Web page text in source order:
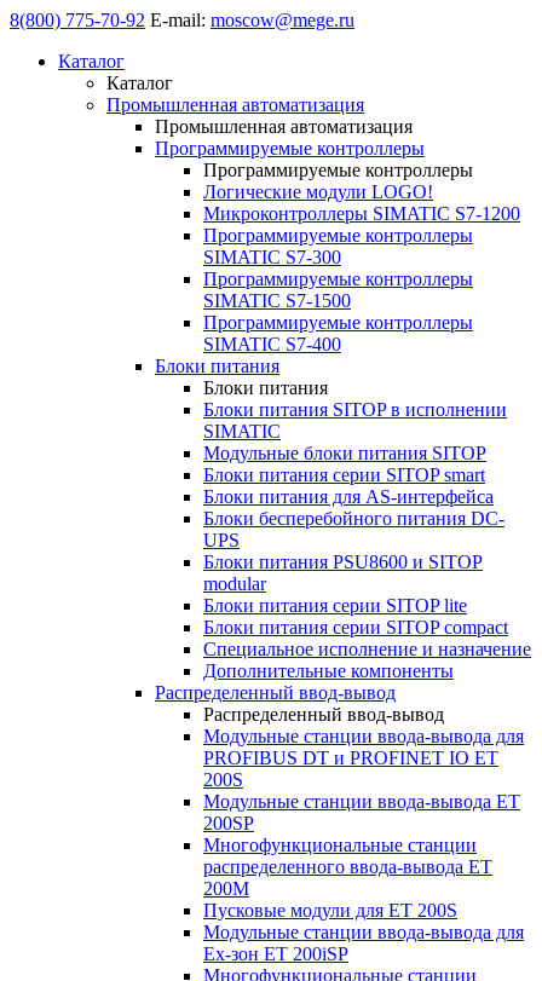
8(800) 775-70-92 E-mail: moscow@mege.ru
Каталог
Каталог
Промышленная автоматизация
Промышленная автоматизация
Программируемые контроллеры
Программируемые контроллеры
Логические модули LOGO!
Микроконтроллеры SIMATIC S7-1200
Программируемые контроллеры
SIMATIC S7-300
Программируемые контроллеры
SIMATIC S7-1500
Программируемые контроллеры
SIMATIC S7-400
Блоки питания
Блоки питания
Блоки питания SITOP в исполнении
SIMATIC
Модульные блоки питания SITOP
Блоки питания серии SITOP smart
Блоки питания для AS-интерфейса
Блоки бесперебойного питания DC-
UPS
Блоки питания PSU8600 и SITOP
modular
Блоки питания серии SITOP lite
Блоки питания серии SITOP compact
Специальное исполнение и назначение
Дополнительные компоненты
Распределенный ввод-вывод
Распределенный ввод-вывод
Модульные станции ввода-вывода для
PROFIBUS DT и PROFINET IO ET
200S
Модульные станции ввода-вывода ET
200SP
Многофункциональные станции
распределенного ввода-вывода ET
200M
Пусковые модули для ET 200S
Модульные станции ввода-вывода для
Ex-зон ET 200iSP
Многофункциональные станции